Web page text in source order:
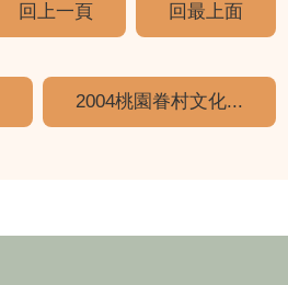
回上一頁 回最上面
2004桃園眷村文化...